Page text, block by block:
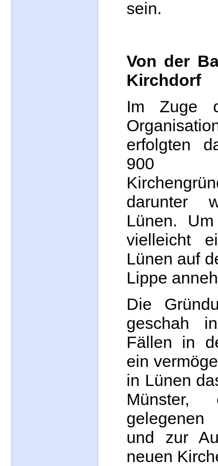
sein.
Von der
Kirchdorf
Im Zuge
erfolgten
900
darunter
Lünen.
vielleicht
Lünen auf
Lippe
Die
geschah
Fällen in
ein
in Lünen
Münster,
und zur
neuen